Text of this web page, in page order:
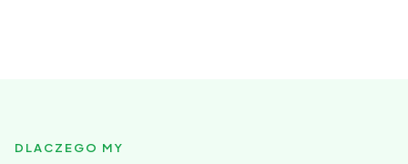
DLACZEGO MY